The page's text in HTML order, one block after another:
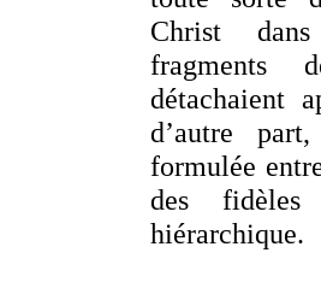
Christ
fragments
détachaient
d’autre
formulée
des fidèles
hiérarchique.